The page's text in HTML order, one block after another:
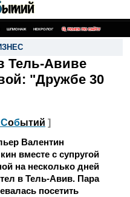
ШПИОНАЖ НЕКРОЛОГ ПОИСК ПО САЙТУ
Тель-Авиве
"Дружбе 30
Событий ]
Валентин
вместе с супругой
на несколько дней
в Тель-Авив. Пара
посетить